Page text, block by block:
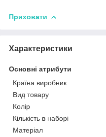
Приховати
Характеристики
Основні атрибути
Країна виробник
Вид товару
Колір
Кількість в наборі
Матеріал